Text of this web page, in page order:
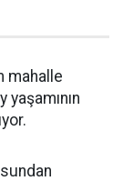
mahalle
yaşamının